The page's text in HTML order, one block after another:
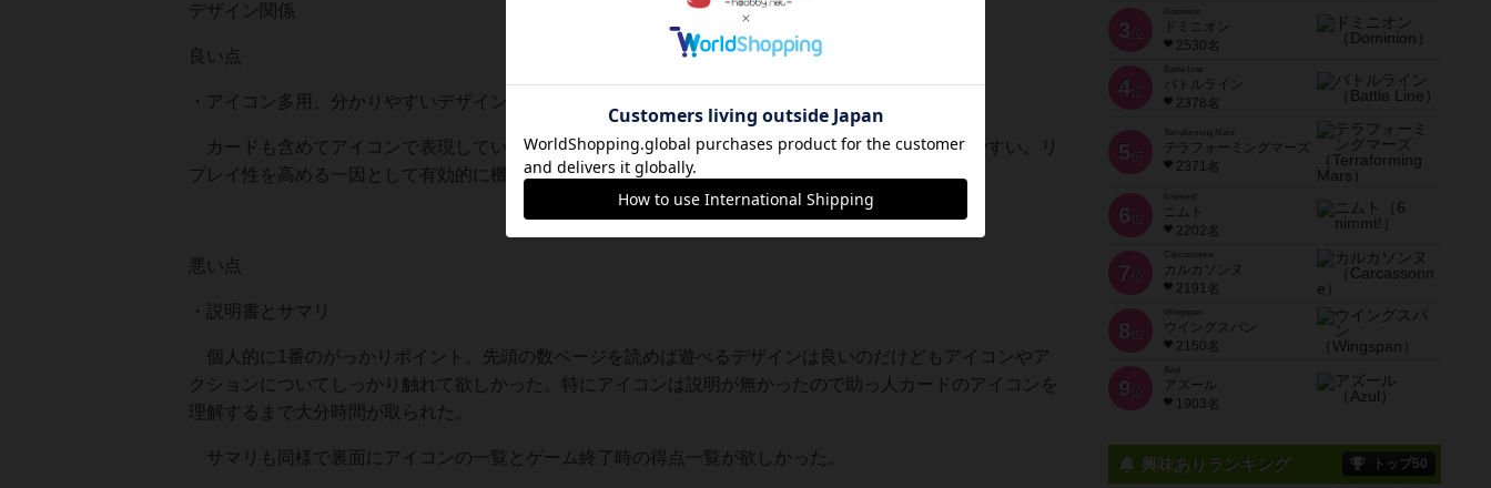
デザイン関係
良い点
・アイコン多用、分かりやすいデザイン
カードも含めてアイコンで表現している、カード効果も文章が短くて明瞭なため直感的に分かりやすい。リ
プレイ性を高める一因として有効的に機能している。
悪い点
・説明書とサマリ
個人的に1番のがっかりポイント。先頭の数ページを読めば遊べるデザインは良いのだけどもアイコンやア
クションについてしっかり触れて欲しかった。特にアイコンは説明が無かったので助っ人カードのアイコンを
理解するまで大分時間が取られた。
サマリも同様で裏面にアイコンの一覧とゲーム終了時の得点一覧が欲しかった。
3 位
ドミニオン
2530名
4位
Battle Line
バトルライン
2378名
5 位
Terraforming Mars
テラフォーミングマーズ
2371名
6 位
ニムト
2202名
7 位
Carcassonne
カルカソンヌ
2191名
8 位
Wingspan
ウイングスパン
2150名
9 位
Azul
アズール
1903名
興味ありランキング トップ50